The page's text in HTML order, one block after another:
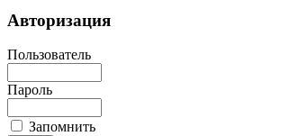
Авторизация
Пользователь
Пароль
Запомнить